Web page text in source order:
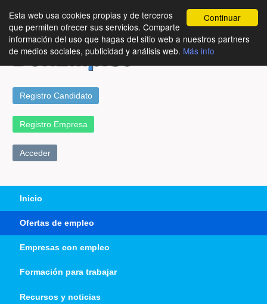
Continuar
Esta web usa cookies propias y de terceros
que permiten ofrecer sus servicios. Comparte
información del uso que hagas del sitio web a nuestros partners
de medios sociales, publicidad y análisis web. Más info
Registro Candidato
Registro Empresa
Acceder
Inicio
Ofertas de empleo
Empresas con empleo
Formación para trabajar
Recursos y noticias